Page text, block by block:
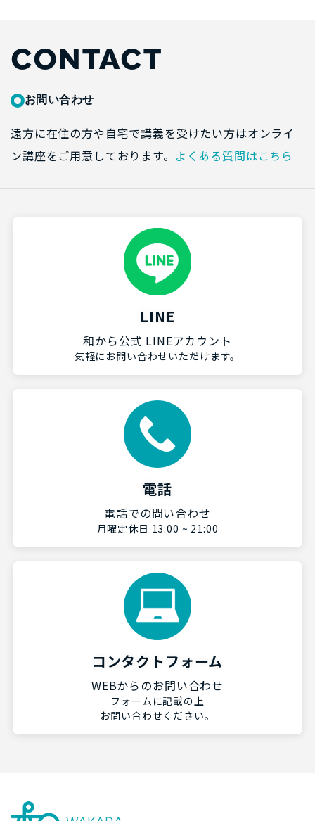
CONTACT
お問い合わせ
遠方に在住の方や自宅で講義を受けたい方はオンライ
ン講座をご用意しております。 よくある質問はこちら
LINE
和から公式 LINEアカウント
気軽にお問い合わせいただけます。
電話
電話での問い合わせ
月曜定休日 13:00 ~ 21:00
コンタクトフォーム
WEBからのお問い合わせ
フォームに記載の上
お問い合わせください。